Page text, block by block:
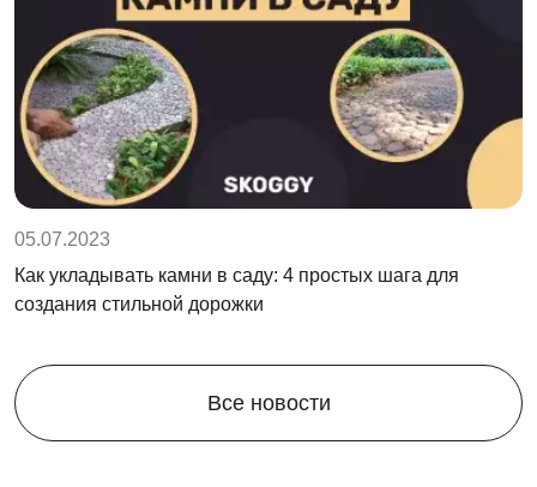
05.07.2023
Как укладывать камни в саду: 4 простых шага для
создания стильной дорожки
Все новости